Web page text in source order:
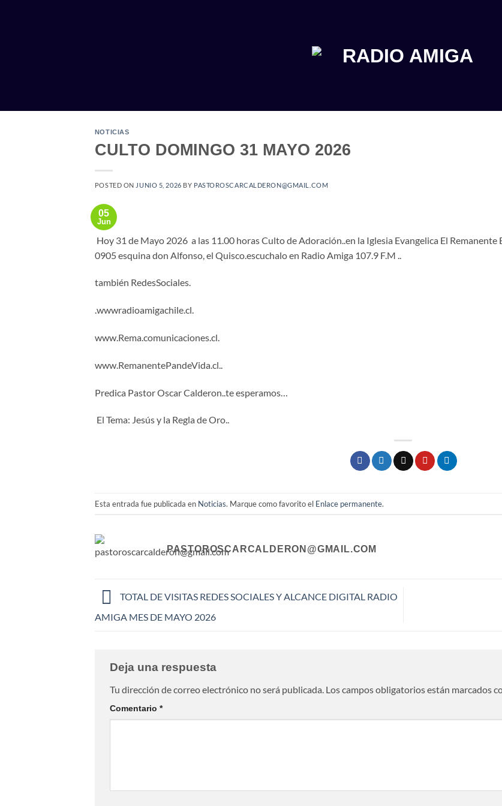
NOTICIAS
CULTO DOMINGO 31 MAYO 2026
POSTED ON JUNIO 5, 2026 BY PASTOROSCARCALDERON@GMAIL.COM
05
Jun
Hoy 31 de Mayo 2026 a las 11.00 horas Culto de Adoración..en la Iglesia Evangelica El
0905 esquina don Alfonso, el Quisco.escuchalo en Radio Amiga 107.9 F.M ..
también RedesSociales.
.wwwradioamigachile.cl.
www.Rema.comunicaciones.cl.
www.RemanentePandeVida.cl..
Predica Pastor Oscar Calderon..te esperamos…
El Tema: Jesús y la Regla de Oro..
Esta entrada fue publicada en Noticias. Marque como favorito el Enlace permanente.
PASTOROSCARCALDERON@GMAIL.COM
TOTAL DE VISITAS REDES SOCIALES Y ALCANCE DIGITAL RADIO
AMIGA MES DE MAYO 2026
Deja una respuesta
Tu dirección de correo electrónico no será publicada. Los campos obligatorios están marcados
Comentario *